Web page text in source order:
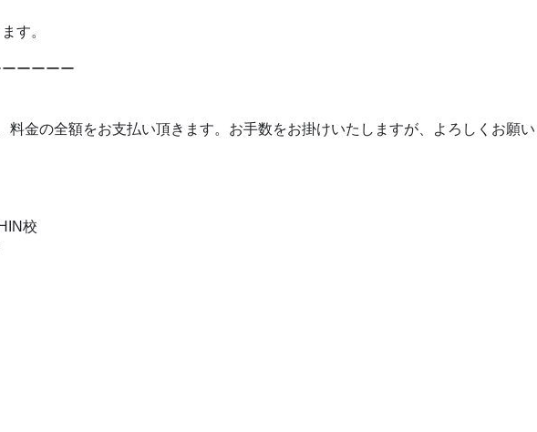
す。
ーーーー
料金の全額をお支払い頂きます。お手数をお掛けいたしますが、よろしくお願
校